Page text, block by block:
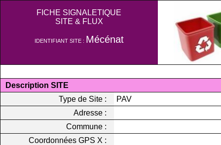
FICHE SIGNALETIQUE
SITE & FLUX
IDENTIFIANT SITE : Mécénat
Description SITE
Type de Site :
PAV
Adresse :
Commune :
Coordonnées GPS X :